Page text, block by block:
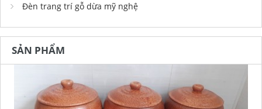
Đèn trang trí gỗ dừa mỹ nghệ
SẢN PHẨM